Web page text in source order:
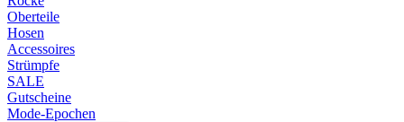
Oberteile
Hosen
Accessoires
Strümpfe
SALE
Gutscheine
Mode-Epochen